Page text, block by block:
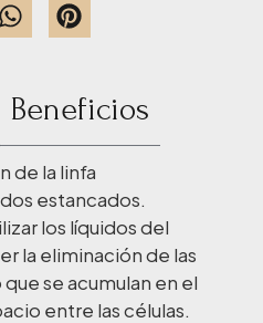
Beneficios
de la linfa
estancados.
los líquidos del
la eliminación de las
se acumulan en el
entre las células.